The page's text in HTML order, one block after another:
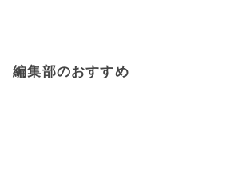
編集部のおすすめ